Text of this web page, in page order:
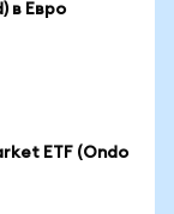
в Евро
ETF (Ondo